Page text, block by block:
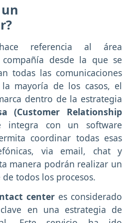
hace referencia al área
desde la que se
todas las comunicaciones
mayoría de los casos, el
dentro de la estrategia
(Customer Relationship
integra con un software
coordinar todas esas
via email, chat y
manera podrán realizar un
todos los procesos.
center es considerado
en una estrategia de